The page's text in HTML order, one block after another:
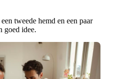
tweede hemd en een paar
goed idee.